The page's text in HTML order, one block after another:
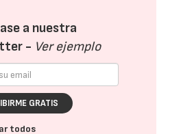
a nuestra
- Ver ejemplo
GRATIS
todos